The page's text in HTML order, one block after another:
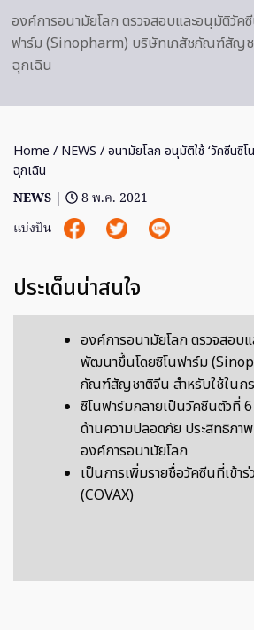
องค์การอนามัยโลก ตรวจสอบและอนุมัติวั
ฟาร์ม (Sinopharm) บริษัทเภสัชภัณฑ์สัญช
ฉุกเฉิน
Home / NEWS / อนามัยโลก อนุมัติใช้ ‘วัคซีนซิ
ฉุกเฉิน
NEWS |
8 พ.ค. 2021
แบ่งปัน
ประเด็นน่าสนใจ
องค์การอนามัยโลก ตรวจสอบ
พัฒนาขึ้นโดยซิโนฟาร์ม
ภัณฑ์สัญชาติจีน สำหรับใช้ใน
ซิโนฟาร์มกลายเป็นวัคซีนตัวที่
ด้านความปลอดภัย ประสิทธิภา
องค์การอนามัยโลก
เป็นการเพิ่มรายชื่อวัคซีนที่เข้า
(COVAX)